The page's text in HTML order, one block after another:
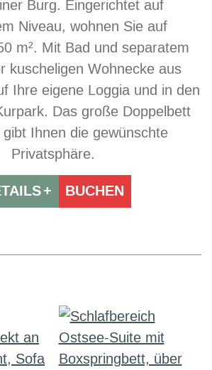
Burg. Eingerichtet auf
Niveau, wohnen Sie auf
m². Mit Bad und separatem
kuscheligen Wohnecke aus
Ihre eigene Loggia und in den
Das große Doppelbett
Ihnen die gewünschte
Privatsphäre.
BUCHEN